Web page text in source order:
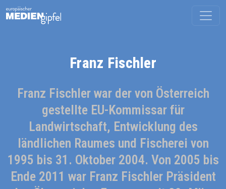
Franz Fischler
Franz Fischler war der von Österreich
gestellte EU-Kommissar für
Landwirtschaft, Entwicklung des
ländlichen Raumes und Fischerei von
1995 bis 31. Oktober 2004. Von 2005 bis
Ende 2011 war Franz Fischler Präsident